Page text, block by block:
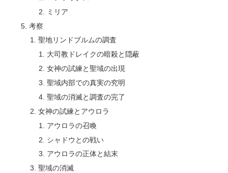
ミリア
考察
聖地リンドブルムの調査
大司教ドレイクの暗殺と隠蔽
女神の試練と聖域の出現
聖域内部での真実の究明
聖域の消滅と調査の完了
女神の試練とアウロラ
アウロラの召喚
シャドウとの戦い
アウロラの正体と結末
聖域の消滅